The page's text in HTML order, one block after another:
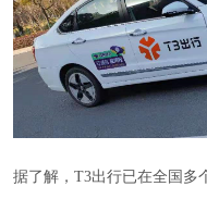
据了解，T3出行已在全国多